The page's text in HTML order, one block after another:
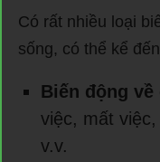
Có rất nhiều loại
sống, có thể kể
Biến động về
việc, mất
v.v.